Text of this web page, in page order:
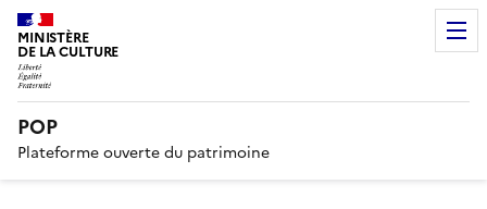
MINISTÈRE
DE LA CULTURE
POP
Plateforme ouverte du patrimoine